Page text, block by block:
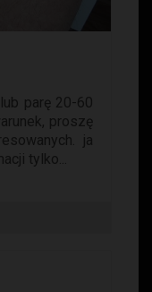
parę 20-60
proszę
ja
tylko...